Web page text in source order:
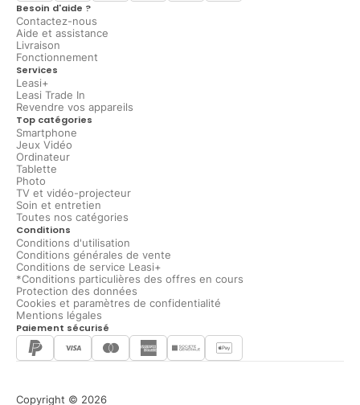
Besoin d'aide ?
Contactez-nous
Aide et assistance
Livraison
Fonctionnement
Services
Leasi+
Leasi Trade In
Revendre vos appareils
Top catégories
Smartphone
Jeux Vidéo
Ordinateur
Tablette
Photo
TV et vidéo-projecteur
Soin et entretien
Toutes nos catégories
Conditions
Conditions d'utilisation
Conditions générales de vente
Conditions de service Leasi+
*Conditions particulières des offres en cours
Protection des données
Cookies et paramètres de confidentialité
Mentions légales
Paiement sécurisé
Copyright © 2026